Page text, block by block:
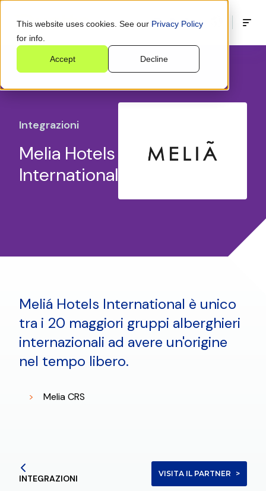
This website uses cookies. See our Privacy Policy
for info.
Accept Decline
Integrazioni
Melia Hotels
International
Meliá Hotels International è unico
tra i 20 maggiori gruppi alberghieri
internazionali ad avere un'origine
nel tempo libero.
Melia CRS
INTEGRAZIONI VISITA IL PARTNER